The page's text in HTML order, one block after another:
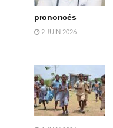
prononcés
2 JUIN 2026